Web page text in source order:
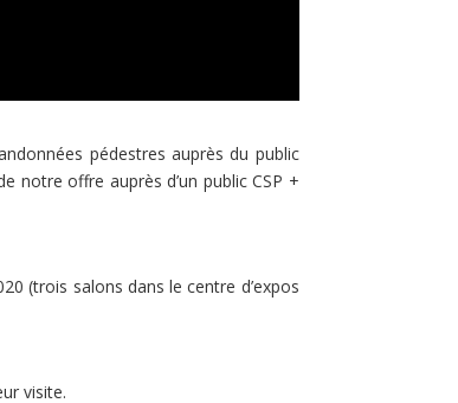
pédestres auprès du public
notre offre auprès d’un public CSP +
(trois salons dans le centre d’expos
visite.